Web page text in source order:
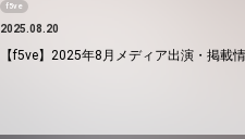
f5ve
2025.08.20
【f5ve】2025年8月メディア出演・掲載